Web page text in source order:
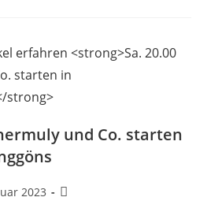
und Co. starten
2023
Beitrags-